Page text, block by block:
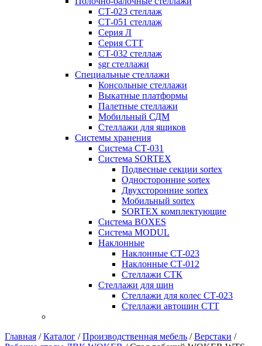
СТ-023 стеллаж
СТ-051 стеллаж
Серия Л
Серия СТТ
СТ-032 стеллаж
sgr стеллажи
Специальные стеллажи
Консольные стеллажи
Выкатные платформы
Палетные стеллажи
Мобильный СДМ
Стеллажи для ящиков
Системы хранения
Система СТ-031
Система SORTEX
Подвесные секции sortex
Односторонние sortex
Двухсторонние sortex
Мобильный sortex
SORTEX комплектующие
Система BOXES
Система MODUL
Наклонные
Наклонные СТ-023
Наклонные СТ-012
Стеллажи СТК
Стеллажи для шин
Стеллажи для колес СТ-023
Стеллажи автошин СТТ
Главная /Каталог /Производственная мебель /Верстаки /